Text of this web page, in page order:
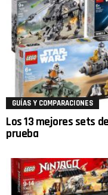
GUÍAS Y COMPARACIONES
Los 13 mejores sets
prueba